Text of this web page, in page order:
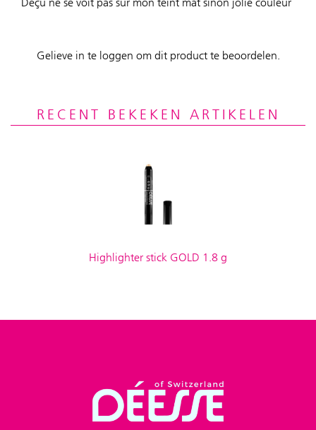
Gelieve in te loggen om dit product te beoordelen.
RECENT BEKEKEN ARTIKELEN
Highlighter stick GOLD 1.8 g